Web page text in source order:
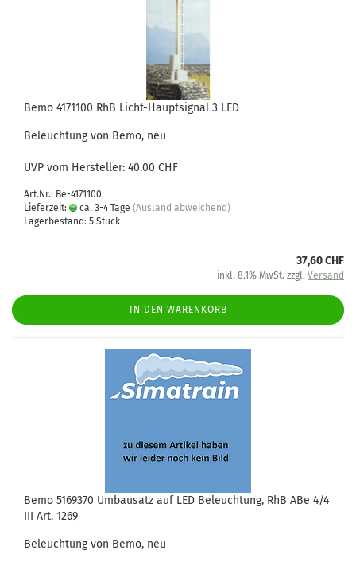
Bemo 4171100 RhB Licht-Hauptsignal 3 LED
Beleuchtung von Bemo, neu
UVP vom Hersteller: 40.00 CHF
Art.Nr.: Be-4171100
Lieferzeit:
ca. 3-4 Tage (Ausland abweichend)
Lagerbestand: 5 Stück
37,60 CHF
inkl. 8.1% MwSt. zzgl. Versand
IN DEN WARENKORB
Bemo 5169370 Umbausatz auf LED Beleuchtung, RhB ABe 4/4
III Art. 1269
Beleuchtung von Bemo, neu